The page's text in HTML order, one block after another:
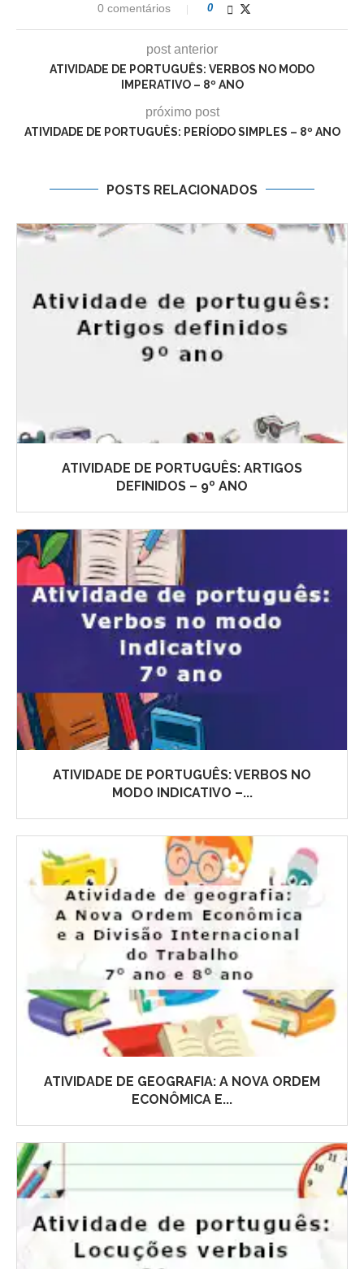
0 comentários 0
post anterior
ATIVIDADE DE PORTUGUÊS: VERBOS NO MODO
IMPERATIVO – 8º ANO
próximo post
ATIVIDADE DE PORTUGUÊS: PERÍODO SIMPLES – 8º ANO
POSTS RELACIONADOS
ATIVIDADE DE PORTUGUÊS: ARTIGOS
DEFINIDOS – 9º ANO
ATIVIDADE DE PORTUGUÊS: VERBOS NO
MODO INDICATIVO –...
ATIVIDADE DE GEOGRAFIA: A NOVA ORDEM
ECONÔMICA E...